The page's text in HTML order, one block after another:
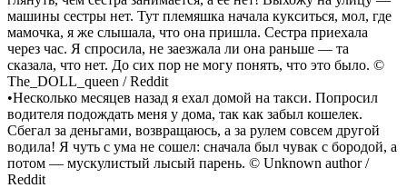
машины сестры нет. Тут племяшка начала кукситься, мол, где
мамочка, я же слышала, что она пришла. Сестра приехала
через час. Я спросила, не заезжала ли она раньше — та
сказала, что нет. До сих пор не могу понять, что это было. ©
The_DOLL_queen / Reddit
•Несколько месяцев назад я ехал домой на такси. Попросил
водителя подождать меня у дома, так как забыл кошелек.
Сбегал за деньгами, возвращаюсь, а за рулем совсем другой
водила! Я чуть с ума не сошел: сначала был чувак с бородой, а
потом — мускулистый лысый парень. © Unknown author /
Reddit